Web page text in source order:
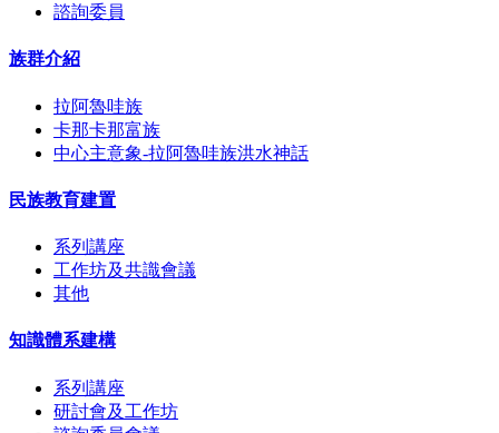
諮詢委員
族群介紹
拉阿魯哇族
卡那卡那富族
中心主意象-拉阿魯哇族洪水神話
民族教育建置
系列講座
工作坊及共識會議
其他
知識體系建構
系列講座
研討會及工作坊